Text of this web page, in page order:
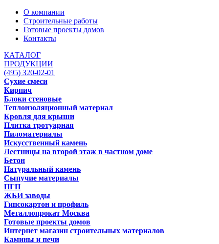
О компании
Строительные работы
Готовые проекты домов
Контакты
КАТАЛОГ
ПРОДУКЦИИ
(495) 320-02-01
Сухие смеси
Кирпич
Блоки стеновые
Теплоизоляционный материал
Кровля для крыши
Плитка тротуарная
Пиломатериалы
Искусственный камень
Лестницы на второй этаж в частном доме
Бетон
Натуральный камень
Сыпучие материалы
ПГП
ЖБИ заводы
Гипсокартон и профиль
Металлопрокат Москва
Готовые проекты домов
Интернет магазин строительных материалов
Камины и печи